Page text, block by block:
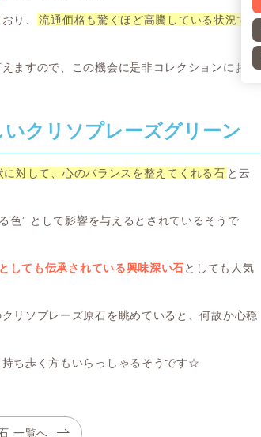
り、
流通価格も驚くほど高騰している状況です
えますので、この機会に是非コレクションにお加
クリソプレーズグリーン
対して、心のバランスを整えてくれる石 と云
色” として影響を与えるとされているそうで
しても伝承されている興味深い石としても人気
リソプレーズ原石を眺めていると、何故か心穏
ち歩く方もいらっしゃるそうです☆
一覧へ